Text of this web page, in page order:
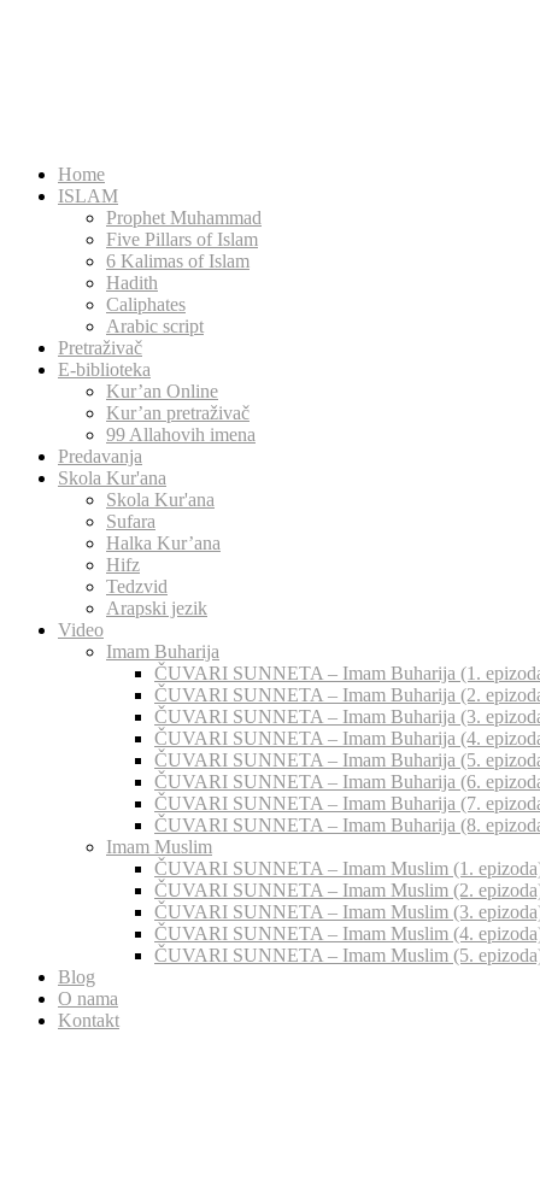
Home
ISLAM
Prophet Muhammad
Five Pillars of Islam
6 Kalimas of Islam
Hadith
Caliphates
Arabic script
Pretraživač
E-biblioteka
Kur’an Online
Kur’an pretraživač
99 Allahovih imena
Predavanja
Skola Kur'ana
Skola Kur'ana
Sufara
Halka Kur’ana
Hifz
Tedzvid
Arapski jezik
Video
Imam Buharija
ČUVARI SUNNETA – Imam Buharija (1.
ČUVARI SUNNETA – Imam Buharija (2.
ČUVARI SUNNETA – Imam Buharija (3.
ČUVARI SUNNETA – Imam Buharija (4.
ČUVARI SUNNETA – Imam Buharija (5.
ČUVARI SUNNETA – Imam Buharija (6.
ČUVARI SUNNETA – Imam Buharija (7.
ČUVARI SUNNETA – Imam Buharija (8.
Imam Muslim
ČUVARI SUNNETA – Imam Muslim (1.
ČUVARI SUNNETA – Imam Muslim (2.
ČUVARI SUNNETA – Imam Muslim (3.
ČUVARI SUNNETA – Imam Muslim (4.
ČUVARI SUNNETA – Imam Muslim (5.
Blog
O nama
Kontakt